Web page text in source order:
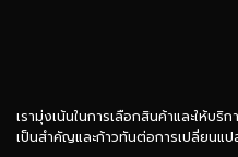
เรามุ่งเน้นในการเลือกสินค้าและให้บ
เป็นสำคัญและก้าวทันต่อการเปลี่ยนแป